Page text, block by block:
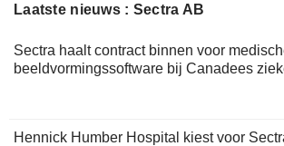
Laatste nieuws : Sectra AB
Sectra haalt contract binnen voor
beeldvormingssoftware bij Canadees
Hennick Humber Hospital kiest voor